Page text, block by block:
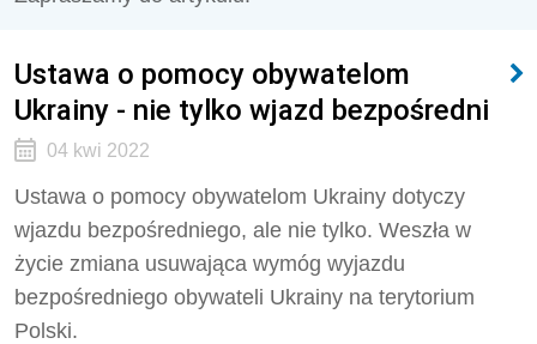
Ustawa o pomocy obywatelom
Ukrainy - nie tylko wjazd bezpośredni
04 kwi 2022
Ustawa o pomocy obywatelom Ukrainy dotyczy
wjazdu bezpośredniego, ale nie tylko. Weszła w
życie zmiana usuwająca wymóg wyjazdu
bezpośredniego obywateli Ukrainy na terytorium
Polski.